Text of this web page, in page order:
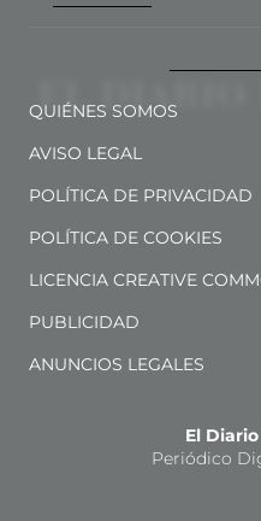
QUIÉNES SOMOS
AVISO LEGAL
POLÍTICA DE PRIVACIDAD
POLÍTICA DE COOKIES
LICENCIA CREATIVE
PUBLICIDAD
ANUNCIOS LEGALES
El
Periódico